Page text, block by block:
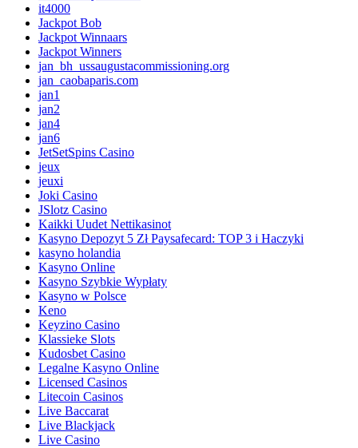
it4000
Jackpot Bob
Jackpot Winnaars
Jackpot Winners
jan_bh_ussaugustacommissioning.org
jan_caobaparis.com
jan1
jan2
jan4
jan6
JetSetSpins Casino
jeux
jeuxi
Joki Casino
JSlotz Casino
Kaikki Uudet Nettikasinot
Kasyno Depozyt 5 Zł Paysafecard: TOP 3 i Haczyki
kasyno holandia
Kasyno Online
Kasyno Szybkie Wypłaty
Kasyno w Polsce
Keno
Keyzino Casino
Klassieke Slots
Kudosbet Casino
Legalne Kasyno Online
Licensed Casinos
Litecoin Casinos
Live Baccarat
Live Blackjack
Live Casino